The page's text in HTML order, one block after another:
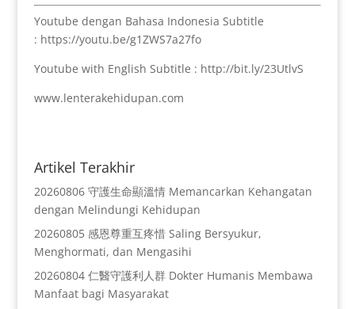
Youtube dengan Bahasa Indonesia Subtitle
: https://youtu.be/g1ZWS7a27fo
Youtube with English Subtitle : http://bit.ly/23UtlvS
www.lenterakehidupan.com
Artikel Terakhir
20260806 守護生命顯溫情 Memancarkan Kehangatan
dengan Melindungi Kehidupan
20260805 感恩尊重互疼惜 Saling Bersyukur,
Menghormati, dan Mengasihi
20260804 仁醫守護利人群 Dokter Humanis Membawa
Manfaat bagi Masyarakat